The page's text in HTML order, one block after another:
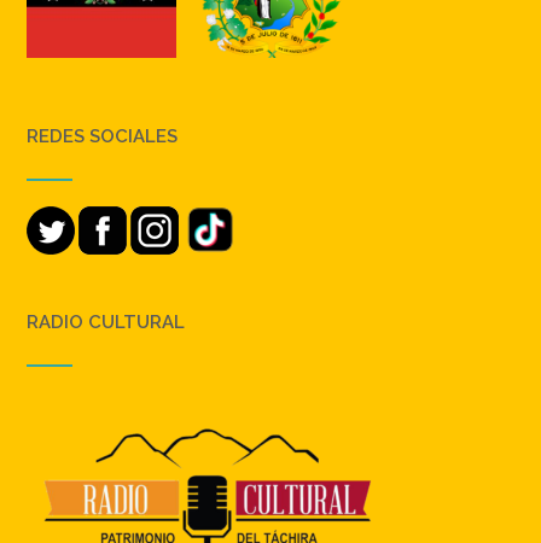
REDES SOCIALES
RADIO CULTURAL